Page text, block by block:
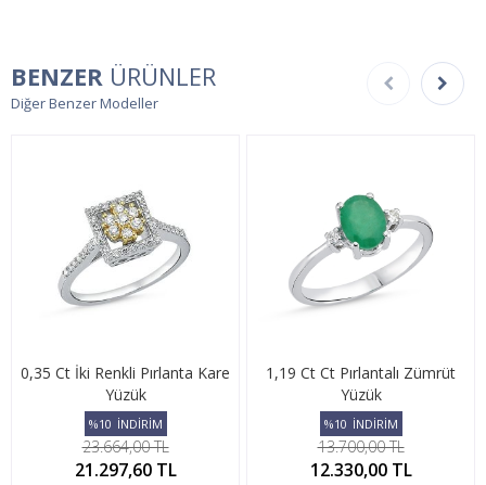
BENZER ÜRÜNLER
Diğer Benzer Modeller
0,35 Ct İki Renkli Pırlanta Kare
Yüzük
%10 İNDİRİM
23.664,00 TL
21.297,60 TL
1,19 Ct Ct Pırlantalı Zümrüt
Yüzük
%10 İNDİRİM
13.700,00 TL
12.330,00 TL